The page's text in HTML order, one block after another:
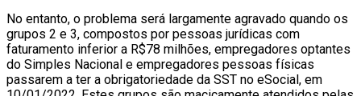
No entanto, o problema será largamente agravado quando os
grupos 2 e 3, compostos por pessoas jurídicas com
faturamento inferior a R$78 milhões, empregadores optantes
do Simples Nacional e empregadores pessoas físicas
passarem a ter a obrigatoriedade da SST no eSocial, em